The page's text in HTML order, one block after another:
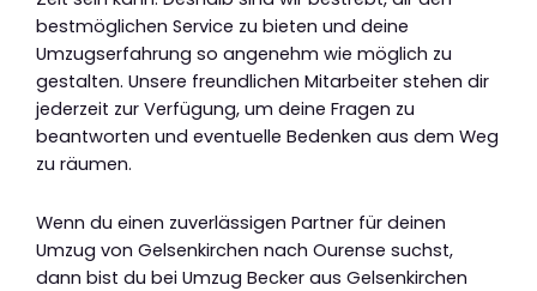
bestmöglichen Service zu bieten und deine
Umzugserfahrung so angenehm wie möglich zu
gestalten. Unsere freundlichen Mitarbeiter stehen dir
jederzeit zur Verfügung, um deine Fragen zu
beantworten und eventuelle Bedenken aus dem Weg
zu räumen.
Wenn du einen zuverlässigen Partner für deinen
Umzug von Gelsenkirchen nach Ourense suchst,
dann bist du bei Umzug Becker aus Gelsenkirchen